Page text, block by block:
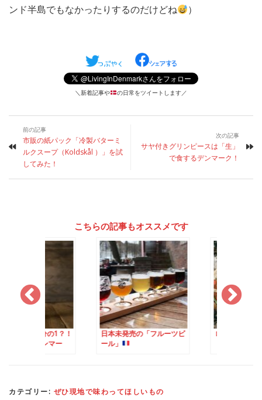
ンド半島でもなかったりするのだけどね
）
＼新着記事や の日常をツイートします／
前の記事
市販の紙パック「冷製バターミ
ルクスープ（Koldskål ）」を試
してみた！
次の記事
サヤ付きグリンピースは「生」
で食するデンマーク！
こちらの記事もオススメです
格の4分の1？！
日本未発売の「フルーツビ
ール」
ローカルスーパー
カテゴリー: ぜひ現地で味わってほしいもの